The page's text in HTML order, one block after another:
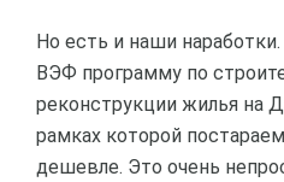
Но есть и наши
ВЭФ программу по
реконструкции жилья на
рамках которой
дешевле. Это очень